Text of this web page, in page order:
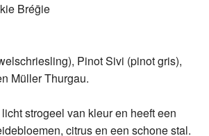
Bréḡie
Pinot Sivi (pinot gris),
Müller Thurgau.
strogeel van kleur en heeft een
citrus en een schone stal.